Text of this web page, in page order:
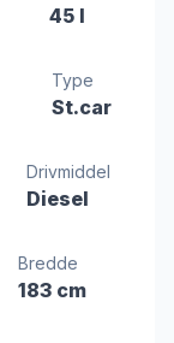
45 l
Type
St.car
Drivmiddel
Diesel
Bredde
183 cm